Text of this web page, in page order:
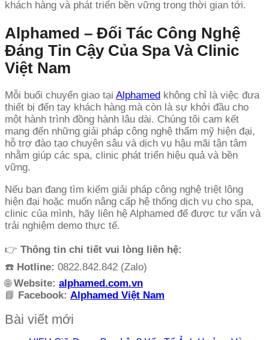
khách hàng và phát triển bền vững trong thời gian tới.
Alphamed – Đối Tác Công Nghệ
Đáng Tin Cậy Của Spa Và Clinic
Việt Nam
Mỗi buổi chuyển giao tại Alphamed không chỉ là việc đưa
thiết bị đến tay khách hàng mà còn là sự khởi đầu cho
một hành trình đồng hành lâu dài. Chúng tôi cam kết
mang đến những giải pháp công nghệ thẩm mỹ hiện đại,
hỗ trợ đào tạo chuyên sâu và dịch vụ hậu mãi tận tâm
nhằm giúp các spa, clinic phát triển hiệu quả và bền
vững.
Nếu bạn đang tìm kiếm giải pháp công nghệ triệt lông
hiện đại hoặc muốn nâng cấp hệ thống dịch vụ cho spa,
clinic của mình, hãy liên hệ Alphamed để được tư vấn và
trải nghiệm demo thực tế.
👉 Thông tin chi tiết vui lòng liên hệ:
☎️ Hotline: 0822.842.842 (Zalo)
🌐Website: alphamed.com.vn
📘 Facebook: Alphamed Việt Nam
Bài viết mới